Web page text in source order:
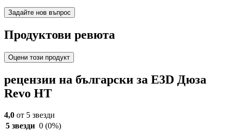
Задайте нов въпрос
Продуктови ревюта
Оцени този продукт
рецензии на български за E3D Дюза
Revo HT
4,0 от 5 звезди
5 звезди 0 (0%)